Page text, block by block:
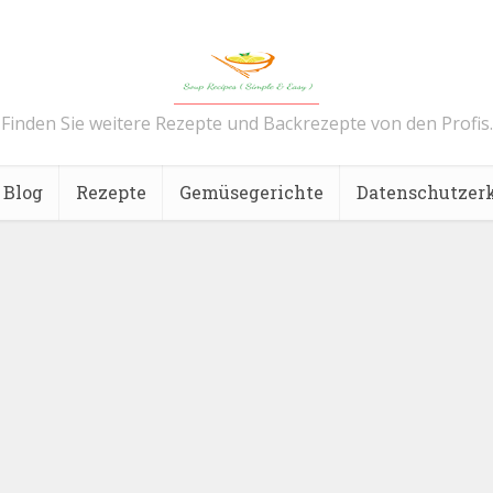
Finden Sie weitere Rezepte und Backrezepte von den Profis.
Blog Rezepte Gemüsegerichte